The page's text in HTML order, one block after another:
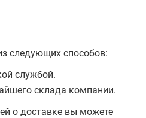
следующих способов:
службой.
склада компании.
о доставке вы можете